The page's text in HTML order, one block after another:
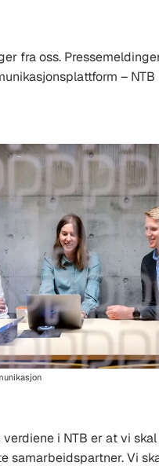
fra oss.
– NTB
i NTB er at vi
samarbeidspartner. Vi